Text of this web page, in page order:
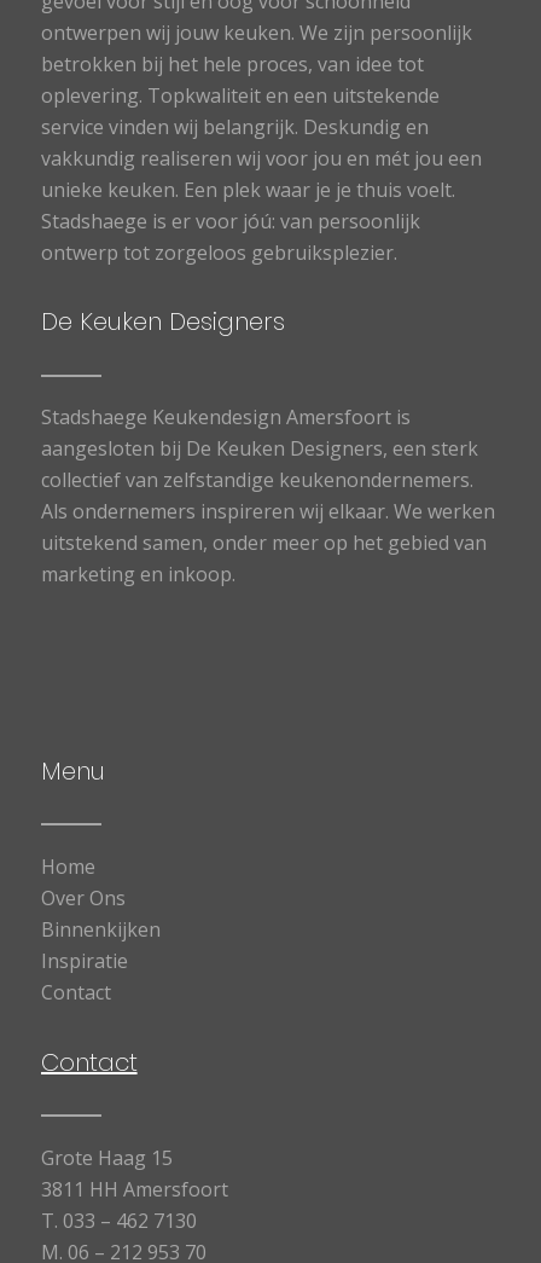
ontwerpen wij jouw keuken. We zijn persoonlijk
betrokken bij het hele proces, van idee tot
oplevering. Topkwaliteit en een uitstekende
service vinden wij belangrijk. Deskundig en
vakkundig realiseren wij voor jou en mét jou een
unieke keuken. Een plek waar je je thuis voelt.
Stadshaege is er voor jóú: van persoonlijk
ontwerp tot zorgeloos gebruiksplezier.
De Keuken Designers
Stadshaege Keukendesign Amersfoort is
aangesloten bij De Keuken Designers, een sterk
collectief van zelfstandige keukenondernemers.
Als ondernemers inspireren wij elkaar. We werken
uitstekend samen, onder meer op het gebied van
marketing en inkoop.
Menu
Home
Over Ons
Binnenkijken
Inspiratie
Contact
Contact
Grote Haag 15
3811 HH Amersfoort
T. 033 – 462 7130
M. 06 – 212 953 70